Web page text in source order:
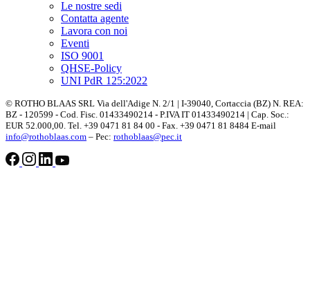
Le nostre sedi
Contatta agente
Lavora con noi
Eventi
ISO 9001
QHSE-Policy
UNI PdR 125:2022
© ROTHO BLAAS SRL Via dell'Adige N. 2/1 | I-39040, Cortaccia (BZ) N. REA:
BZ - 120599 - Cod. Fisc. 01433490214 - P.IVA IT 01433490214 | Cap. Soc.:
EUR 52.000,00. Tel. +39 0471 81 84 00 - Fax. +39 0471 81 8484 E-mail
info@rothoblaas.com – Pec: rothoblaas@pec.it